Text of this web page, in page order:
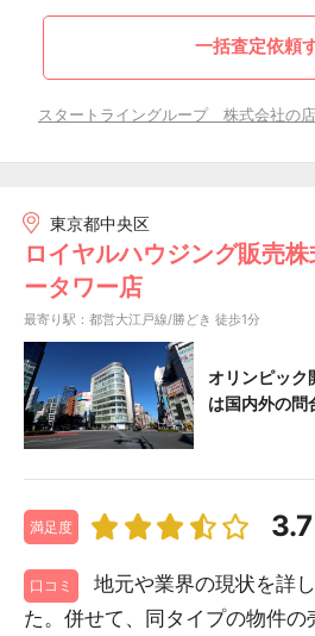
一括査定依頼
スタートライングループ 株式会社の
東京都中央区
ロイヤルハウジング販売
ータワー店
最寄り駅：都営大江戸線/勝どき 徒歩1分
オリンピック
は国内外の問
満足度 3.7
口コミ
地元や業界の現状を詳
た。併せて、同タイプの物件